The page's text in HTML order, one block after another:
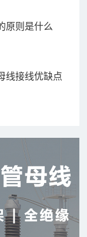
原则是什么
线接线优缺点